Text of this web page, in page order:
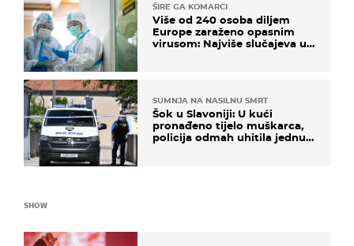
ŠIRE GA KOMARCI
Više od 240 osoba diljem
Europe zaraženo opasnim
virusom: Najviše slučajeva u
SUMNJA NA NASILNU SMRT
Šok u Slavoniji: U kući
pronađeno tijelo muškarca,
policija odmah uhitila jednu
SHOW